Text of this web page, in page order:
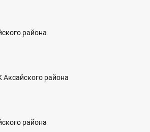
района
Аксайского района
района